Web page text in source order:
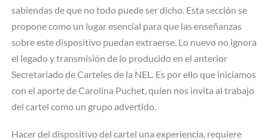
sabiendas de que no todo puede ser dicho. Esta sección se
propone como un lugar esencial para que las enseñanzas
sobre este dispositivo puedan extraerse. Lo nuevo no ignora
el legado y transmisión de lo producido en el anterior
Secretariado de Carteles de la NEL. Es por ello que iniciamos
con el aporte de Carolina Puchet, quien nos invita al trabajo
del cartel como un grupo advertido.
Hacer del dispositivo del cartel una experiencia, requiere